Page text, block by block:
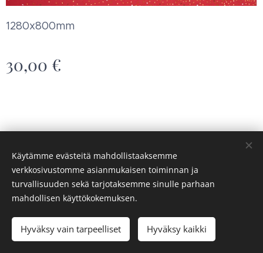
1280x800mm
30,00 €
Loppuunmyyty
Saaren syke ry Evästeet
Käytämme evästeitä mahdollistaaksemme
verkkosivustomme asianmukaisen toiminnan ja
turvallisuuden sekä tarjotaksemme sinulle parhaan
mahdollisen käyttökokemuksen.
Hyväksy vain tarpeelliset Hyväksy kaikki